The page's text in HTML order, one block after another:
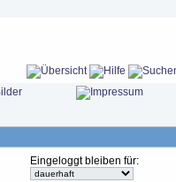
Eingeloggt bleiben für: